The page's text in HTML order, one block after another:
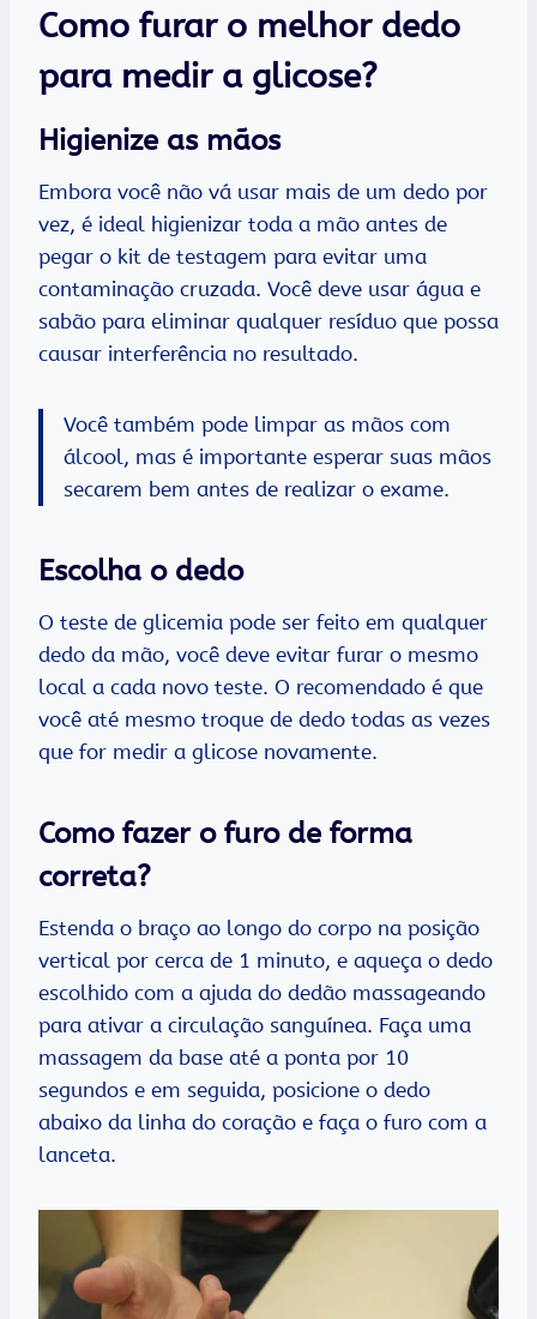
Como furar o melhor dedo
para medir a glicose?
Higienize as mãos
Embora você não vá usar mais de um dedo por
vez, é ideal higienizar toda a mão antes de
pegar o kit de testagem para evitar uma
contaminação cruzada. Você deve usar água e
sabão para eliminar qualquer resíduo que possa
causar interferência no resultado.
Você também pode limpar as mãos com
álcool, mas é importante esperar suas mãos
secarem bem antes de realizar o exame.
Escolha o dedo
O teste de glicemia pode ser feito em qualquer
dedo da mão, você deve evitar furar o mesmo
local a cada novo teste. O recomendado é que
você até mesmo troque de dedo todas as vezes
que for medir a glicose novamente.
Como fazer o furo de forma
correta?
Estenda o braço ao longo do corpo na posição
vertical por cerca de 1 minuto, e aqueça o dedo
escolhido com a ajuda do dedão massageando
para ativar a circulação sanguínea. Faça uma
massagem da base até a ponta por 10
segundos e em seguida, posicione o dedo
abaixo da linha do coração e faça o furo com a
lanceta.